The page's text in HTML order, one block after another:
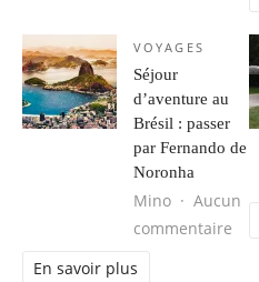
VOYAGES
Séjour
d’aventure au
Brésil : passer
par Fernando de
Noronha
Mino
Aucun
commentaire
En savoir plus